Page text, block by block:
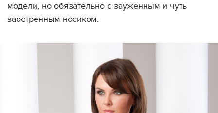
модели, но обязательно с зауженным и чуть
заостренным носиком.